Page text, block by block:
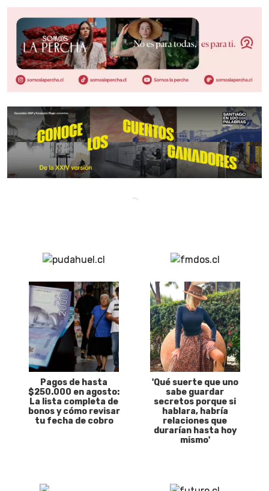
Pagos de hasta
$250.000 en agosto:
La lista completa de
bonos y cómo revisar
tu fecha de cobro
'Qué suerte que uno
sabe guardar
secretos porque si
hablara, habría
relaciones que
durarían hasta hoy
mismo'